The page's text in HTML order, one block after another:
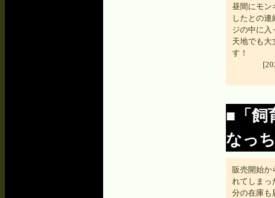
昼間にモン
したとの
ジの中に入
天地でも大
す！
■「飼
なっ
販売開始か
れてしまっ
分の在庫も